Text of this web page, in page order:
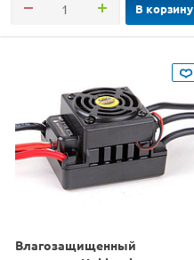
В корзину
Влагозащищенный